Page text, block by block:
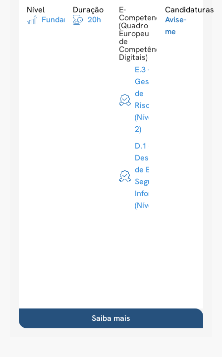
Nível
Fundamental
Duração
20h
E-
Competences
(Quadro
Europeu
de
Competências
Digitais)
E.3 -
Gestão
de
Riscos
(Nível
2)
D.1 -
Desenvolvimento
de Estratégia de
Segurança da
Informação
(Nível 2)
Candidaturas
Avise-
me
Saiba mais